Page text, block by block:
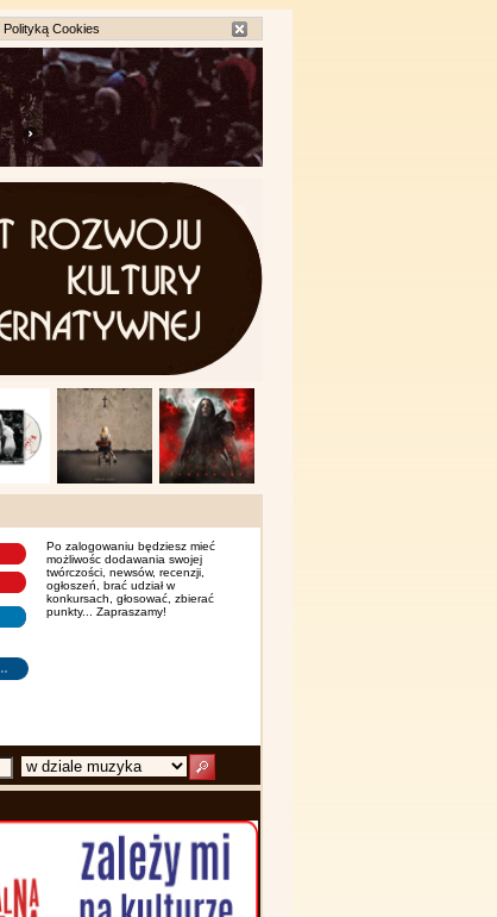
Polityką Cookies
Po zalogowaniu będziesz mieć
możliwośc dodawania swojej
twórczości, newsów, recenzji,
ogłoszeń, brać udział w
konkursach, głosować, zbierać
punkty... Zapraszamy!